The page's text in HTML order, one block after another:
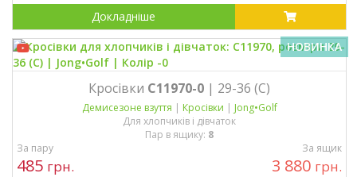
Докладніше
НОВИНКА
Кросівки C11970-0 | 29-36 (C)
Демисезонe взуття | Кросівки | Jong•Golf
Для хлопчиків і дівчаток
Пар в ящику: 8
За пару
За ящик
3 880 грн.
485 грн.